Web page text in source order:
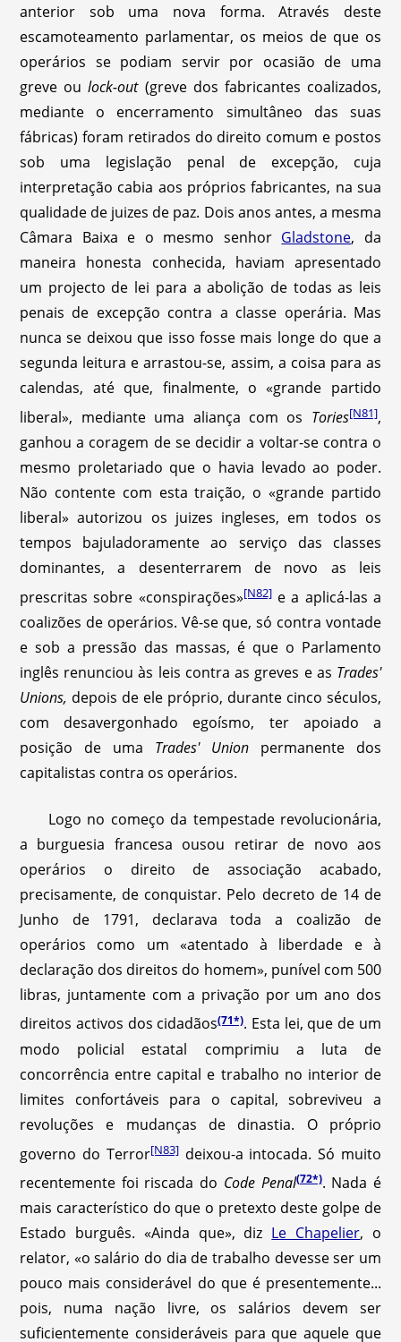
anterior sob uma nova forma. Através deste
escamoteamento parlamentar, os meios de que os
operários se podiam servir por ocasião de uma
greve oulock-out (greve dos fabricantes coalizados,
mediante o encerramento simultâneo das suas
fábricas) foram retirados do direito comum e postos
sob uma legislação penal de excepção, cuja
interpretação cabia aos próprios fabricantes, na sua
qualidade de juizes de paz. Dois anos antes, a mesma
Câmara Baixa e o mesmo senhor Gladstone, da
maneira honesta conhecida, haviam apresentado
um projecto de lei para a abolição de todas as leis
penais de excepção contra a classe operária. Mas
nunca se deixou que isso fosse mais longe do que a
segunda leitura e arrastou-se, assim, a coisa para as
calendas, até que, finalmente, o «grande partido
liberal», mediante uma aliança com os Tories[N81],
ganhou a coragem de se decidir a voltar-se contra o
mesmo proletariado que o havia levado ao poder.
Não contente com esta traição, o «grande partido
liberal» autorizou os juizes ingleses, em todos os
tempos bajuladoramente ao serviço das classes
dominantes, a desenterrarem de novo as leis
prescritas sobre «conspirações»[N82]e a aplicá-las a
coalizões de operários. Vê-se que, só contra vontade
e sob a pressão das massas, é que o Parlamento
inglês renunciou às leis contra as greves e as Trades'
Unions, depois de ele próprio, durante cinco séculos,
com desavergonhado egoísmo, ter apoiado a
posição de uma Trades' Union permanente dos
capitalistas contra os operários.
Logo no começo da tempestade revolucionária,
a burguesia francesa ousou retirar de novo aos
operários o direito de associação acabado,
precisamente, de conquistar. Pelo decreto de 14 de
Junho de 1791, declarava toda a coalizão de
operários como um «atentado à liberdade e à
declaração dos direitos do homem», punível com 500
libras, juntamente com a privação por um ano dos
direitos activos dos cidadãos(71*). Esta lei, que de um
modo policial estatal comprimiu a luta de
concorrência entre capital e trabalho no interior de
limites confortáveis para o capital, sobreviveu a
revoluções e mudanças de dinastia. O próprio
governo do Terror[N83]deixou-a intocada. Só muito
recentemente foi riscada do Code Penal(72*). Nada é
mais característico do que o pretexto deste golpe de
Estado burguês. «Ainda que», diz Le Chapelier, o
relator, «o salário do dia de trabalho devesse ser um
pouco mais considerável do que é presentemente...
pois, numa nação livre, os salários devem ser
suficientemente consideráveis para que aquele que